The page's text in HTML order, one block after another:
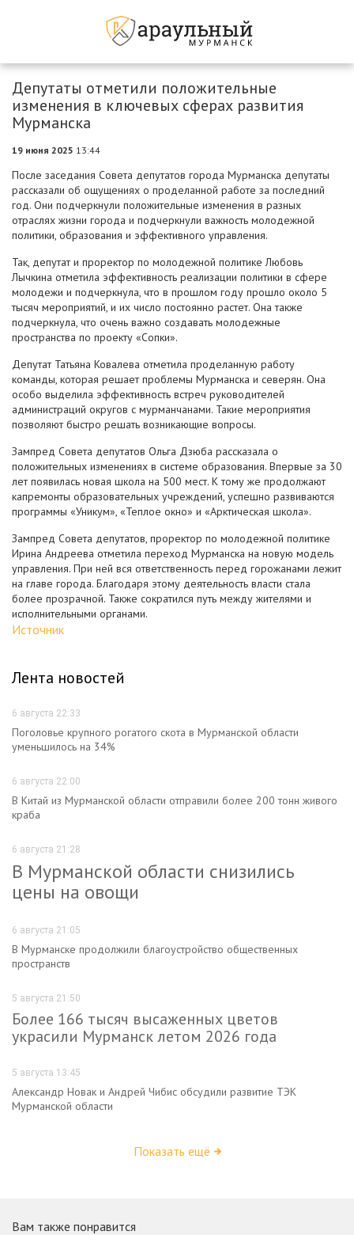
Депутаты отметили положительные
изменения в ключевых сферах развития
Мурманска
19 июня 2025 13:44
После заседания Совета депутатов города Мурманска депутаты
рассказали об ощущениях о проделанной работе за последний
год. Они подчеркнули положительные изменения в разных
отраслях жизни города и подчеркнули важность молодежной
политики, образования и эффективного управления.
Так, депутат и проректор по молодежной политике Любовь
Лычкина отметила эффективность реализации политики в сфере
молодежи и подчеркнула, что в прошлом году прошло около 5
тысяч мероприятий, и их число постоянно растет. Она также
подчеркнула, что очень важно создавать молодежные
пространства по проекту «Сопки».
Депутат Татьяна Ковалева отметила проделанную работу
команды, которая решает проблемы Мурманска и северян. Она
особо выделила эффективность встреч руководителей
администраций округов с мурманчанами. Такие мероприятия
позволяют быстро решать возникающие вопросы.
Зампред Совета депутатов Ольга Дзюба рассказала о
положительных изменениях в системе образования. Впервые за 30
лет появилась новая школа на 500 мест. К тому же продолжают
капремонты образовательных учреждений, успешно развиваются
программы «Уникум», «Теплое окно» и «Арктическая школа».
Зампред Совета депутатов, проректор по молодежной политике
Ирина Андреева отметила переход Мурманска на новую модель
управления. При ней вся ответственность перед горожанами лежит
на главе города. Благодаря этому деятельность власти стала
более прозрачной. Также сократился путь между жителями и
исполнительными органами.
Источник
Лента новостей
6 августа 22:33
Поголовье крупного рогатого скота в Мурманской области
уменьшилось на 34%
6 августа 22:00
В Китай из Мурманской области отправили более 200 тонн живого
краба
6 августа 21:28
В Мурманской области снизились
цены на овощи
6 августа 21:05
В Мурманске продолжили благоустройство общественных
пространств
5 августа 21:50
Более 166 тысяч высаженных цветов
украсили Мурманск летом 2026 года
5 августа 13:45
Александр Новак и Андрей Чибис обсудили развитие ТЭК
Мурманской области
Показать ещё
Вам также понравится